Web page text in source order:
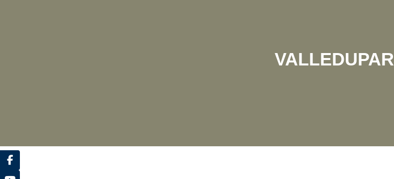
VALLEDUPAR